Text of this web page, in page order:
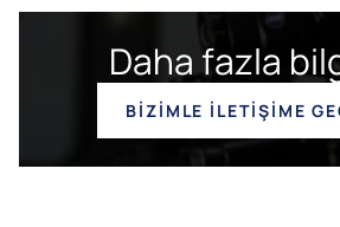
Daha fazla
BİZİMLE İLETİŞİME